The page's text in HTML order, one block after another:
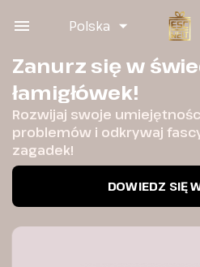
Polska
Zanurz się w
łamigłówek!
Rozwijaj swoje
problemów i odkrywaj
zagadek!
DOWIEDZ SIĘ